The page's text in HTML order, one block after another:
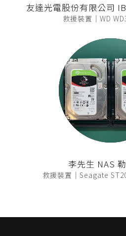
友達光電股份有限公司
救援裝置｜WD
李先生 NAS
救援裝置｜Seagate